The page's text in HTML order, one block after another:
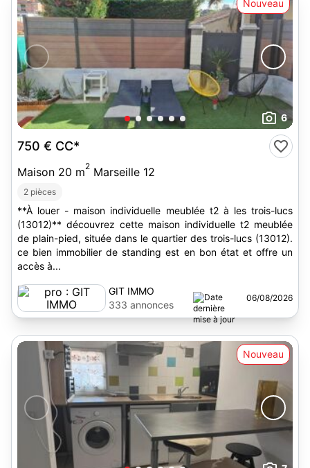
Nouveau
6
750 € CC*
Maison 20 m2 Marseille 12
2 pièces
**À louer - maison individuelle meublée t2 à les trois-lucs
(13012)** découvrez cette maison individuelle t2 meublée
de plain-pied, située dans le quartier des trois-lucs (13012).
ce bien immobilier de standing est en bon état et offre un
accès à...
GIT IMMO
333 annonces
06/08/2026
Nouveau